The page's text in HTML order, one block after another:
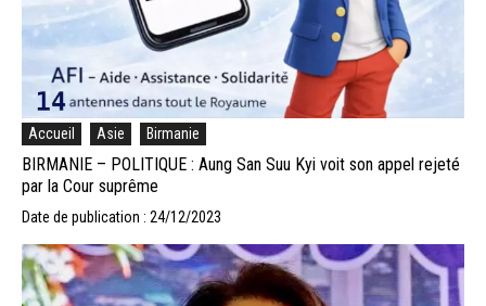
Accueil Asie Birmanie
BIRMANIE – POLITIQUE : Aung San Suu Kyi voit son appel rejeté
par la Cour suprême
Date de publication : 24/12/2023